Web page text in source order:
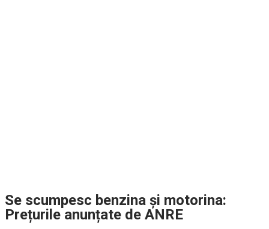
Se scumpesc benzina și motorina:
Prețurile anunțate de ANRE